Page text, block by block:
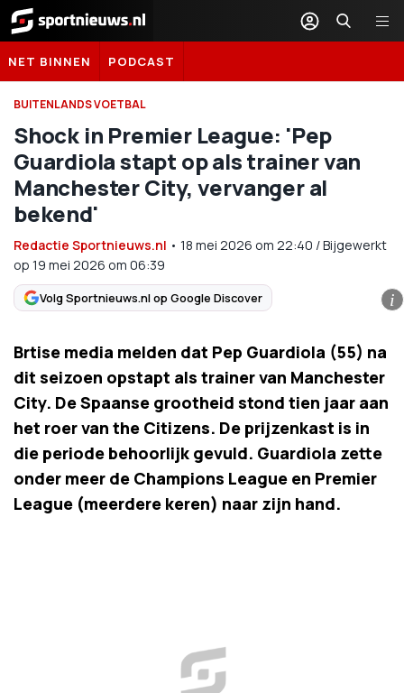
Sportnieuws.nl
NET BINNEN PODCAST
BUITENLANDS VOETBAL
Shock in Premier League: 'Pep
Guardiola stapt op als trainer van
Manchester City, vervanger al
bekend'
Redactie Sportnieuws.nl • 18 mei 2026 om 22:40 /Bijgewerkt
op 19 mei 2026 om 06:39
Volg Sportnieuws.nl op Google Discover i
Brtise media melden dat Pep Guardiola (55) na
dit seizoen opstapt als trainer van Manchester
City. De Spaanse grootheid stond tien jaar aan
het roer van the Citizens. De prijzenkast is in
die periode behoorlijk gevuld. Guardiola zette
onder meer de Champions League en Premier
League (meerdere keren) naar zijn hand.